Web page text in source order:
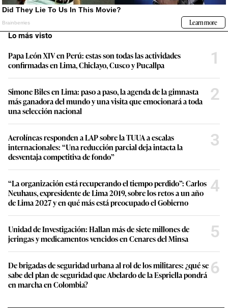
Lo más visto
Papa León XIV en Perú: estas son todas las actividades
confirmadas en Lima, Chiclayo, Cusco y Pucallpa
1
Simone Biles en Lima: paso a paso, la agenda de la gimnasta
más ganadora del mundo y una visita que emocionará a toda
una selección nacional
2
Aerolíneas responden a LAP sobre la TUUA a escalas
internacionales: “Una reducción parcial deja intacta la
desventaja competitiva de fondo”
3
“La organización está recuperando el tiempo perdido”: Carlos
Neuhaus, expresidente de Lima 2019, sobre los retos a un año
de Lima 2027 y en qué más está preocupado el Gobierno
4
Unidad de Investigación: Hallan más de siete millones de
jeringas y medicamentos vencidos en Cenares del Minsa
5
De brigadas de seguridad urbana al rol de los militares: ¿qué se
sabe del plan de seguridad que Abelardo de la Espriella pondrá
en marcha en Colombia?
6